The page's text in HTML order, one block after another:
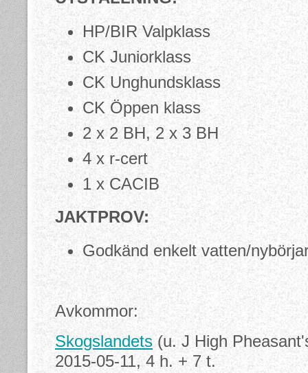
HP/BIR Valpklass
CK Juniorklass
CK Unghundsklass
CK Öppen klass
2 x 2 BH, 2 x 3 BH
4 x r-cert
1 x CACIB
JAKTPROV:
Godkänd enkelt vatten/
Avkommor:
Skogslandets(u. J High
2015-05-11, 4 h. + 7 t.